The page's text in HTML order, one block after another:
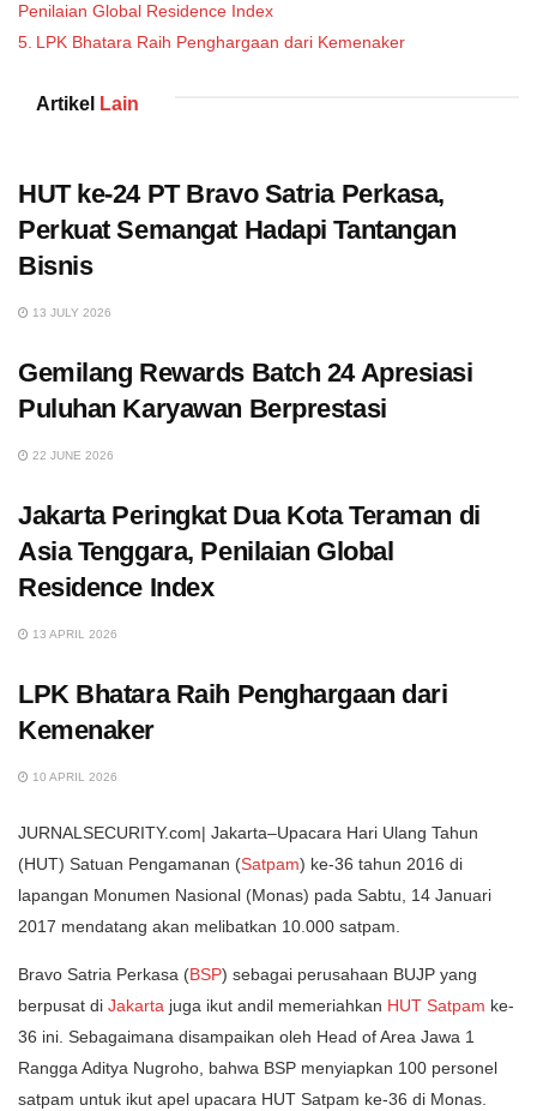
Penilaian Global Residence Index
LPK Bhatara Raih Penghargaan dari Kemenaker
Artikel Lain
HUT ke-24 PT Bravo Satria Perkasa,
Perkuat Semangat Hadapi Tantangan
Bisnis
13 JULY 2026
Gemilang Rewards Batch 24 Apresiasi
Puluhan Karyawan Berprestasi
22 JUNE 2026
Jakarta Peringkat Dua Kota Teraman di
Asia Tenggara, Penilaian Global
Residence Index
13 APRIL 2026
LPK Bhatara Raih Penghargaan dari
Kemenaker
10 APRIL 2026
JURNALSECURITY.com| Jakarta–Upacara Hari Ulang Tahun
(HUT) Satuan Pengamanan (Satpam) ke-36 tahun 2016 di
lapangan Monumen Nasional (Monas) pada Sabtu, 14 Januari
2017 mendatang akan melibatkan 10.000 satpam.
Bravo Satria Perkasa (BSP) sebagai perusahaan BUJP yang
berpusat di Jakarta juga ikut andil memeriahkan HUT Satpam ke-
36 ini. Sebagaimana disampaikan oleh Head of Area Jawa 1
Rangga Aditya Nugroho, bahwa BSP menyiapkan 100 personel
satpam untuk ikut apel upacara HUT Satpam ke-36 di Monas.